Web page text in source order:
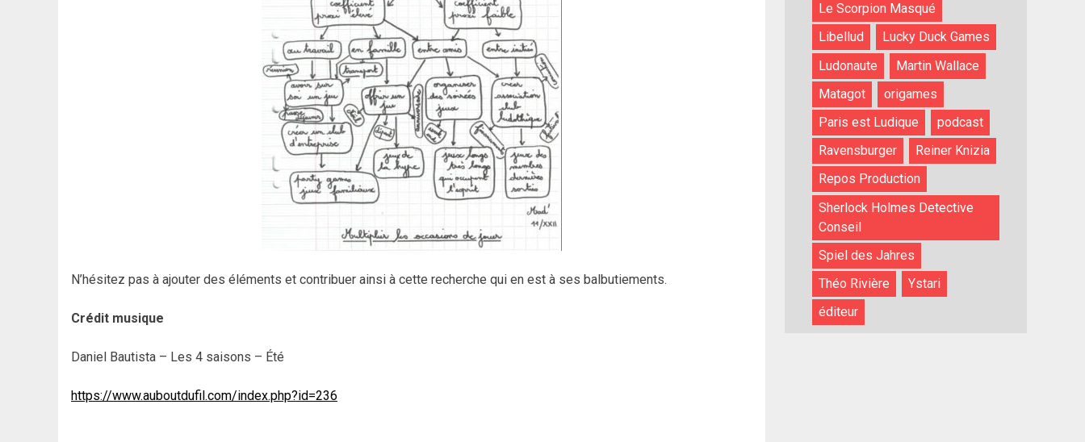
N’hésitez pas à ajouter des éléments et contribuer ainsi à cette recherche qui en est à ses balbutiements.
Crédit musique
Daniel Bautista – Les 4 saisons – Été
https://www.auboutdufil.com/index.php?id=236
Le Scorpion Masqué
Libellud
Lucky Duck Games
Ludonaute
Martin Wallace
Matagot
origames
Paris est Ludique
podcast
Ravensburger
Reiner Knizia
Repos Production
Sherlock Holmes Detective
Conseil
Spiel des Jahres
Théo Rivière
Ystari
éditeur